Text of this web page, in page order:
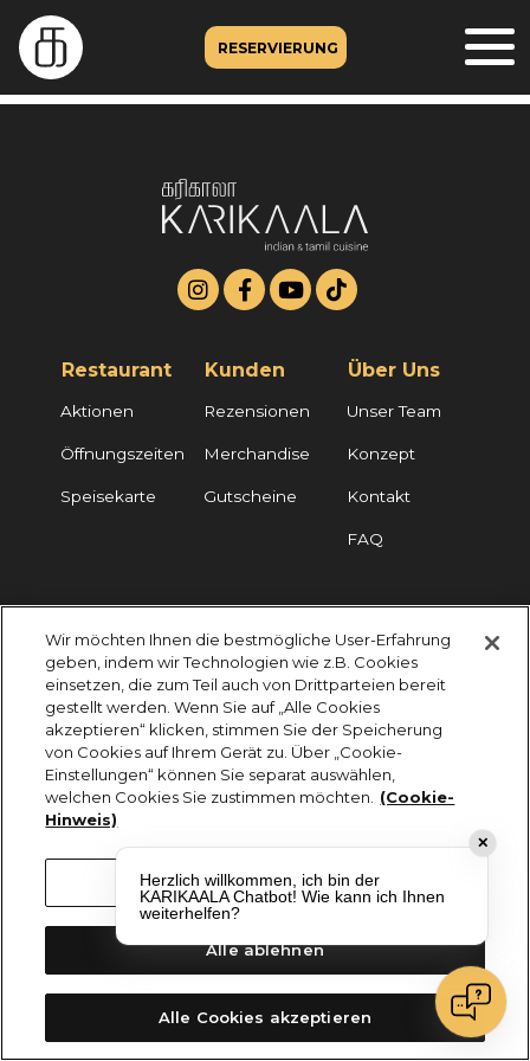
RESERVIERUNG
Restaurant
Aktionen
Öffnungszeiten
Speisekarte
Kunden
Rezensionen
Merchandise
Gutscheine
Über Uns
Unser Team
Konzept
Kontakt
FAQ
KARIKAALA ©2026 - Saily Food Service GmbH
Alle Rechte vorbehalten
✕
Herzlich willkommen, ich bin der
KARIKAALA Chatbot! Wie kann ich Ihnen
weiterhelfen?
Wir möchten Ihnen die bestmögliche User-Erfahrung
geben, indem wir Technologien wie z.B. Cookies
einsetzen, die zum Teil auch von Drittparteien bereit
gestellt werden. Wenn Sie auf „Alle Cookies
akzeptieren“ klicken, stimmen Sie der Speicherung
von Cookies auf Ihrem Gerät zu. Über „Cookie-
Einstellungen“ können Sie separat auswählen,
welchen Cookies Sie zustimmen möchten.
(Cookie-
Hinweis)
Cookie-Einstellungen
Alle ablehnen
Alle Cookies akzeptieren